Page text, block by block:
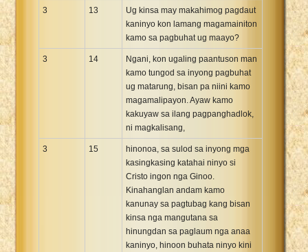
3 13
Ug kinsa may makahimog pagdaut
kaninyo kon lamang magamainiton
kamo sa pagbuhat ug maayo?
3 14
Ngani, kon ugaling paantuson man
kamo tungod sa inyong pagbuhat
ug matarung, bisan pa niini kamo
magamalipayon. Ayaw kamo
kakuyaw sa ilang pagpanghadlok,
ni magkalisang,
3 15
hinonoa, sa sulod sa inyong mga
kasingkasing katahai ninyo si
Cristo ingon nga Ginoo.
Kinahanglan andam kamo
kanunay sa pagtubag kang bisan
kinsa nga mangutana sa
hinungdan sa paglaum nga anaa
kaninyo, hinoon buhata ninyo kini